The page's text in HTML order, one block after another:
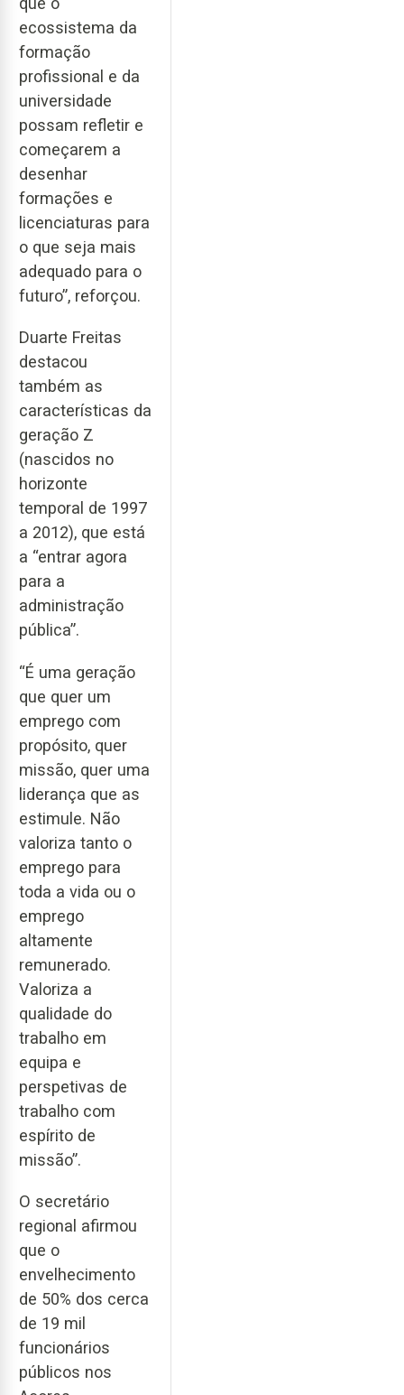
ecossistema da
formação
profissional e da
universidade
possam refletir e
começarem a
desenhar
formações e
licenciaturas para
o que seja mais
adequado para o
futuro”, reforçou.
Duarte Freitas
destacou
também as
características da
geração Z
(nascidos no
horizonte
temporal de 1997
a 2012), que está
a “entrar agora
para a
administração
pública”.
“É uma geração
que quer um
emprego com
propósito, quer
missão, quer uma
liderança que as
estimule. Não
valoriza tanto o
emprego para
toda a vida ou o
emprego
altamente
remunerado.
Valoriza a
qualidade do
trabalho em
equipa e
perspetivas de
trabalho com
espírito de
missão”.
O secretário
regional afirmou
que o
envelhecimento
de 50% dos cerca
de 19 mil
funcionários
públicos nos